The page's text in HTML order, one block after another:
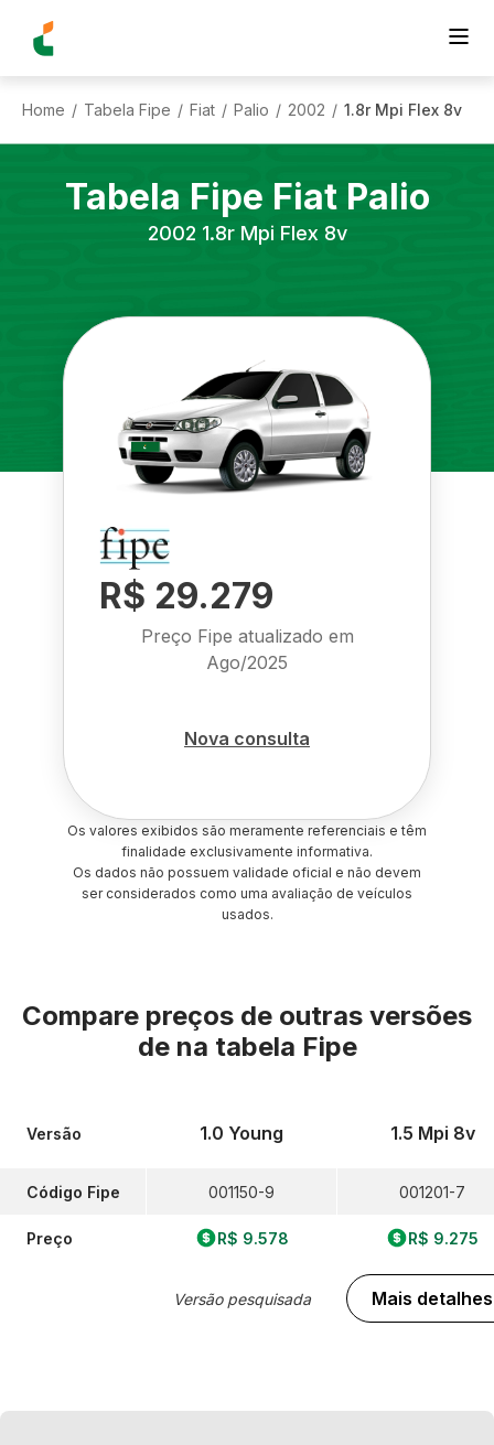
Home / Tabela Fipe / Fiat / Palio / 2002 / 1.8r Mpi Flex 8v
Tabela Fipe Fiat Palio
2002 1.8r Mpi Flex 8v
R$ 29.279
Preço Fipe atualizado em
Ago/2025
Nova consulta
Os valores exibidos são meramente referenciais e têm
finalidade exclusivamente informativa.
Os dados não possuem validade oficial e não devem
ser considerados como uma avaliação de veículos
usados.
Compare preços de outras versões
de na tabela Fipe
Versão
Código Fipe
Preço
1.0 Young
001150-9
R$ 9.578
Versão pesquisada
1.5 Mpi 8v
001201-7
R$ 9.275
Mais detalhes